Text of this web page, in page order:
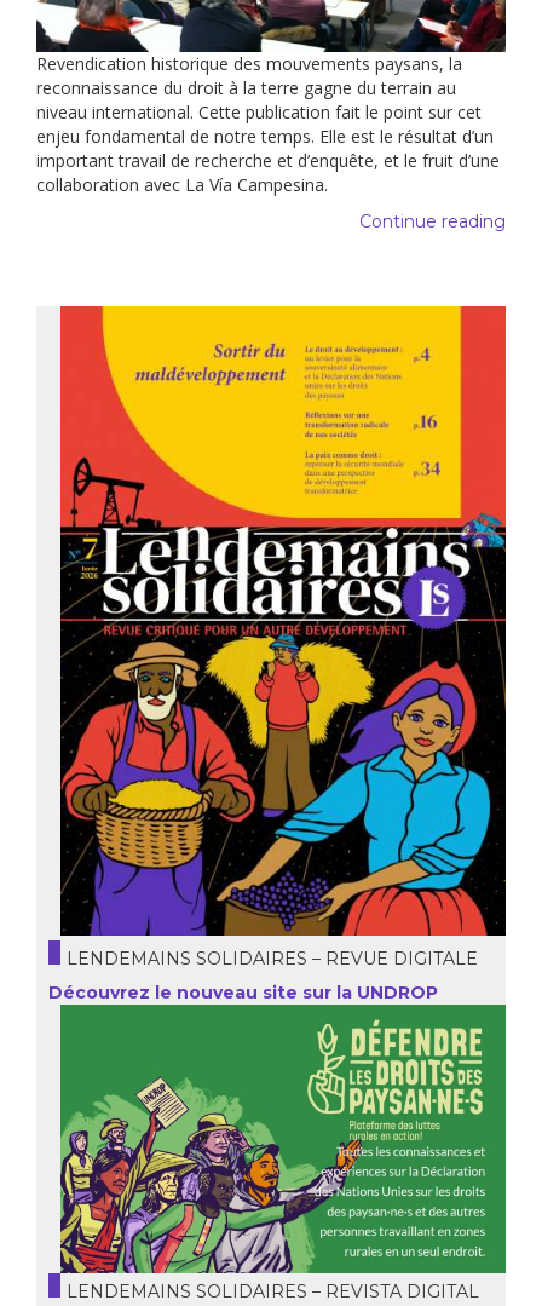
Revendication historique des mouvements paysans, la
reconnaissance du droit à la terre gagne du terrain au
niveau international. Cette publication fait le point sur cet
enjeu fondamental de notre temps. Elle est le résultat d’un
important travail de recherche et d’enquête, et le fruit d’une
collaboration avec La Vía Campesina.
Continue reading
LENDEMAINS SOLIDAIRES – REVUE DIGITALE
Découvrez le nouveau site sur la UNDROP
LENDEMAINS SOLIDAIRES – REVISTA DIGITAL